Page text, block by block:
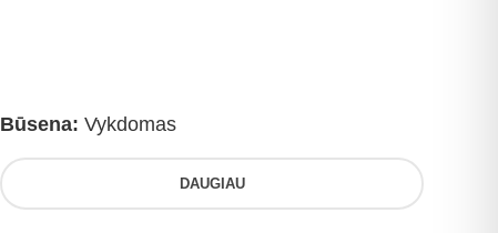
Būsena: Vykdomas
DAUGIAU